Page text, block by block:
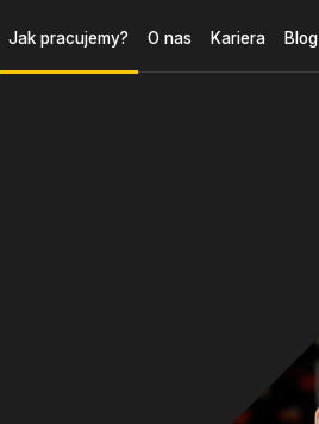
Jak pracujemy? O nas Kariera Blog